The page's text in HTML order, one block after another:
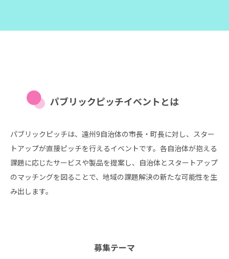
パブリックピッチイベントとは
パブリックピッチは、遠州9自治体の市長・町長に対し、スター
トアップが直接ピッチを行えるイベントです。各自治体が抱える
課題に応じたサービスや製品を提案し、自治体とスタートアップ
のマッチングを図ることで、地域の課題解決の新たな可能性を生
み出します。
募集テーマ